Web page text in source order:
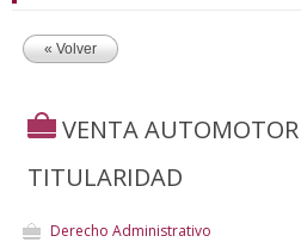
« Volver
VENTA
TITULARIDAD
Derecho Administrativo